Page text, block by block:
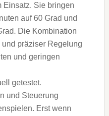
Einsatz. Sie bringen
auf 60 Grad und
Die Kombination
präziser Regelung
und geringen
getestet.
und Steuerung
Erst wenn